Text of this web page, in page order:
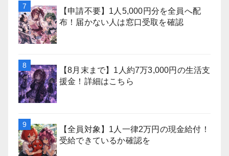
【申請不要】1人5,000円分を全員へ配
布！届かない人は窓口受取を確認
【8月末まで】1人約7万3,000円の生活支
援金！詳細はこちら
【全員対象】1人一律2万円の現金給付！
受給できているか確認を